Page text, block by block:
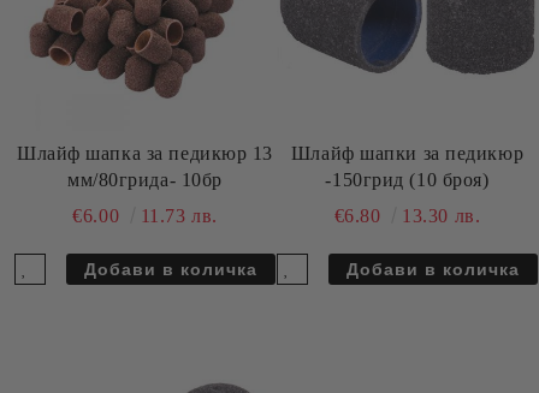
Шлайф шапка за педикюр 13
мм/80грида- 10бр
€6.00
11.73 лв.
Шлайф шапки за педикюр
-150грид (10 броя)
€6.80
13.30 лв.